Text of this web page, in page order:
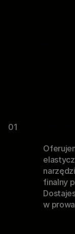
01
finalny
w